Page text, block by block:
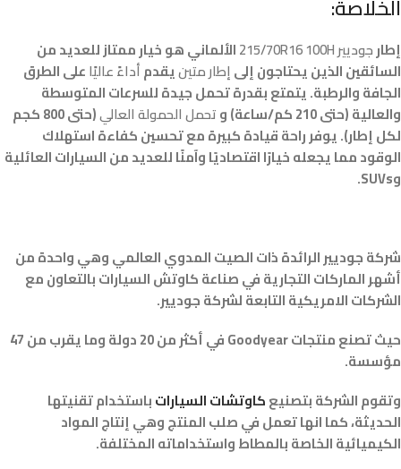
الخلاصة:
إطارجوديير 215/70R16 100H
الألماني هو خيار ممتاز للعديد من
السائقين الذين يحتاجون إلىإطار متينيقدمأداءً عاليًاعلى الطرق
الجافة والرطبة. يتمتع بقدرة تحمل جيدة للسرعات المتوسطة
والعالية (حتى 210 كم/ساعة) و
تحمل الحمولة العالي
(حتى 800 كجم
لكل إطار). يوفر راحة قيادة كبيرة مع تحسين كفاءة استهلاك
الوقود مما يجعله خيارًا اقتصاديًا وآمنًا للعديد من السيارات العائلية
وSUVs.
شركة جوديير الرائدة ذات الصيت المدوي العالمي وهي واحدة من
أشهر الماركات التجارية في صناعة كاوتش السيارات بالتعاون مع
الشركات الامريكية التابعة لشركة جوديير.
حيث تصنع منتجات Goodyear في أكثر من 20 دولة وما يقرب من 47
مؤسسة.
وتقوم الشركة بتصنيعكاوتشات السياراتباستخدام تقنيتها
الحديثة، كما انها تعمل في صلب المنتج وهي إنتاج المواد
الكيميائية الخاصة بالمطاط واستخداماته المختلفة.